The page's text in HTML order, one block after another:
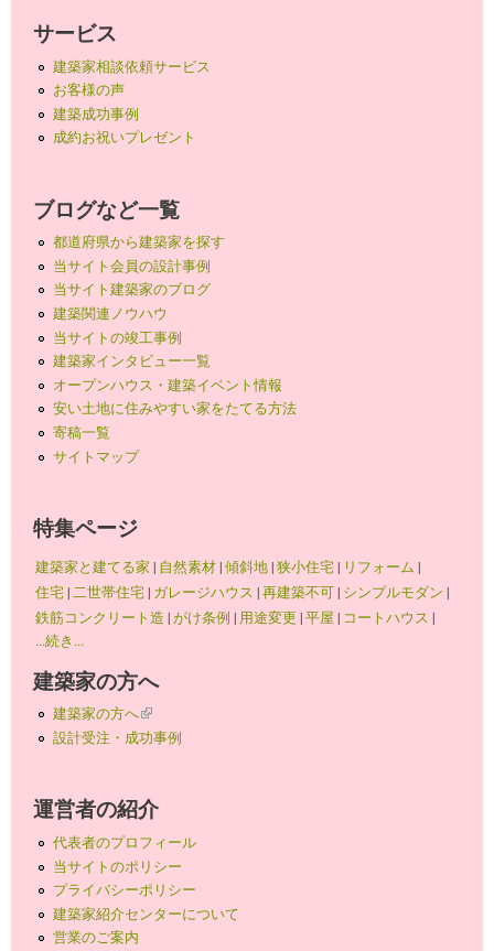
サービス
建築家相談依頼サービス
お客様の声
建築成功事例
成約お祝いプレゼント
ブログなど一覧
都道府県から建築家を探す
当サイト会員の設計事例
当サイト建築家のブログ
建築関連ノウハウ
当サイトの竣工事例
建築家インタビュー一覧
オープンハウス・建築イベント情報
安い土地に住みやすい家をたてる方法
寄稿一覧
サイトマップ
特集ページ
建築家と建てる家 | 自然素材|傾斜地|狭小住宅| リフォーム |
住宅|二世帯住宅| ガレージハウス |再建築不可| シンプルモダン |
鉄筋コンクリート造 |がけ条例 | 用途変更 |平屋 | コートハウス |
...続き...
建築家の方へ
建築家の方へ(link is external)
設計受注・成功事例
運営者の紹介
代表者のプロフィール
当サイトのポリシー
プライバシーポリシー
建築家紹介センターについて
営業のご案内